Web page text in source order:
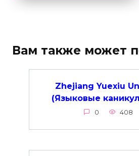
Вам также может
Zhejiang Yuexiu
(Языковые
0 408